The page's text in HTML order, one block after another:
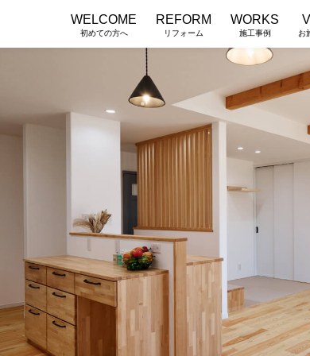
WELCOME
初めての方へ
REFORM
リフォーム
WORKS
施工事例 お